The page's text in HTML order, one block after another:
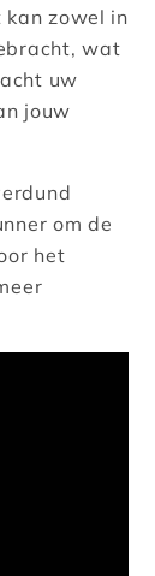
kan zowel in
wat
uw
jouw
om de
het